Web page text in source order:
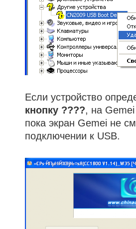
Если устройство
кнопку ????, на
пока экран Gemei не
подключении к USB.